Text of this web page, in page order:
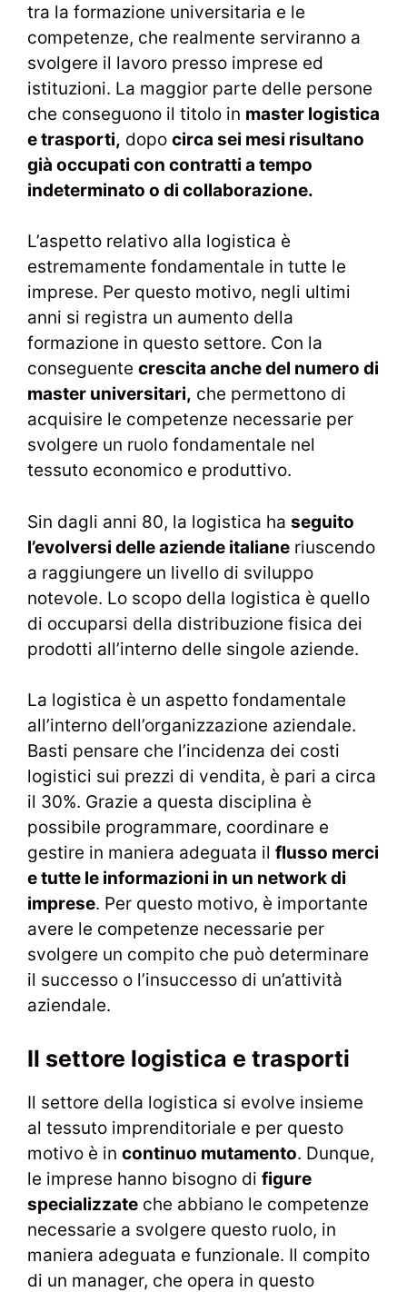
tra la formazione universitaria e le
competenze, che realmente serviranno a
svolgere il lavoro presso imprese ed
istituzioni. La maggior parte delle persone
che conseguono il titolo in master logistica
e trasporti, dopo circa sei mesi risultano
già occupati con contratti a tempo
indeterminato o di collaborazione.
L’aspetto relativo alla logistica è
estremamente fondamentale in tutte le
imprese. Per questo motivo, negli ultimi
anni si registra un aumento della
formazione in questo settore. Con la
conseguente crescita anche del numero di
master universitari, che permettono di
acquisire le competenze necessarie per
svolgere un ruolo fondamentale nel
tessuto economico e produttivo.
Sin dagli anni 80, la logistica ha seguito
l’evolversi delle aziende italiane riuscendo
a raggiungere un livello di sviluppo
notevole. Lo scopo della logistica è quello
di occuparsi della distribuzione fisica dei
prodotti all’interno delle singole aziende.
La logistica è un aspetto fondamentale
all’interno dell’organizzazione aziendale.
Basti pensare che l’incidenza dei costi
logistici sui prezzi di vendita, è pari a circa
il 30%. Grazie a questa disciplina è
possibile programmare, coordinare e
gestire in maniera adeguata il flusso merci
e tutte le informazioni in un network di
imprese. Per questo motivo, è importante
avere le competenze necessarie per
svolgere un compito che può determinare
il successo o l’insuccesso di un’attività
aziendale.
Il settore logistica e trasporti
Il settore della logistica si evolve insieme
al tessuto imprenditoriale e per questo
motivo è in continuo mutamento. Dunque,
le imprese hanno bisogno di figure
specializzate che abbiano le competenze
necessarie a svolgere questo ruolo, in
maniera adeguata e funzionale. Il compito
di un manager, che opera in questo